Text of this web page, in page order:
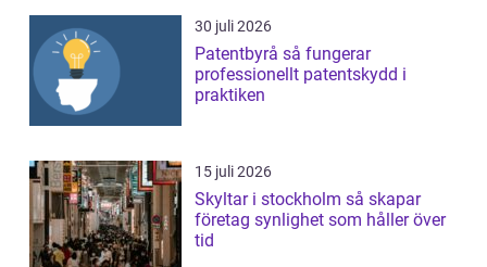
30 juli 2026
Patentbyrå så fungerar
professionellt patentskydd i
praktiken
15 juli 2026
Skyltar i stockholm så skapar
företag synlighet som håller över
tid